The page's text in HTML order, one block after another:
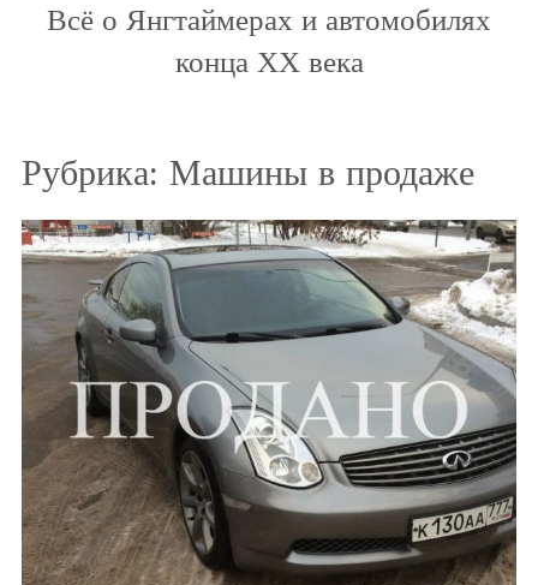
Всё о Янгтаймерах и автомобилях
конца ХХ века
Рубрика: Машины в продаже